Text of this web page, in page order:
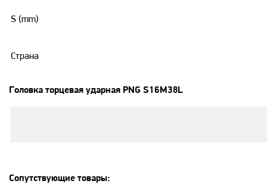
S (mm)
Страна
Головка торцевая ударная PNG S16M38L
Сопутствующие товары: